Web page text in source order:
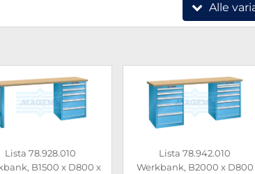
Alle
Lista 78.928.010
B1500 x D800 x
Lista 78.942.010
Werkbank, B2000 x D800